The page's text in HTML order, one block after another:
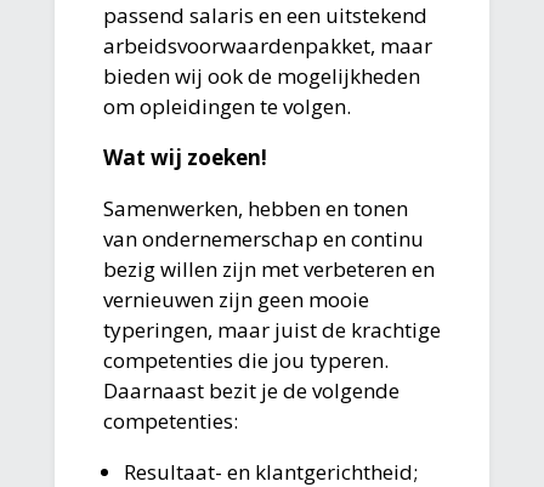
passend salaris en een uitstekend
arbeidsvoorwaardenpakket, maar
bieden wij ook de mogelijkheden
om opleidingen te volgen.
Wat wij zoeken!
Samenwerken, hebben en tonen
van ondernemerschap en continu
bezig willen zijn met verbeteren en
vernieuwen zijn geen mooie
typeringen, maar juist de krachtige
competenties die jou typeren.
Daarnaast bezit je de volgende
competenties:
Resultaat- en klantgerichtheid;